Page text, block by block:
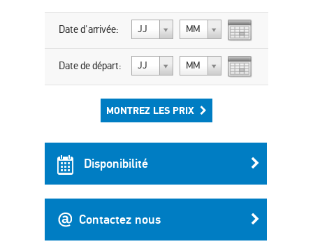
Date d'arrivée: JJ MM
Date de départ: JJ MM
MONTREZ LES PRIX
Disponibilité
Contactez nous